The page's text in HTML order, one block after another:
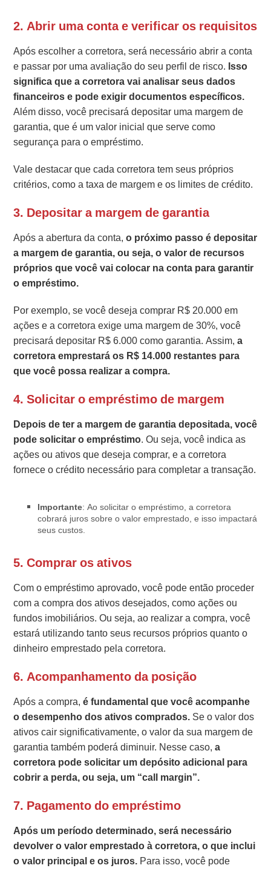
2.Abrir uma conta e verificar os requisitos
Após escolher a corretora, será necessário abrir a conta
e passar por uma avaliação do seu perfil de risco. Isso
significa que a corretora vai analisar seus dados
financeiros e pode exigir documentos específicos.
Além disso, você precisará depositar uma margem de
garantia, que é um valor inicial que serve como
segurança para o empréstimo.
Vale destacar que cada corretora tem seus próprios
critérios, como a taxa de margem e os limites de crédito.
3. Depositar a margem de garantia
Após a abertura da conta,o próximo passo é depositar
a margem de garantia, ou seja, o valor de recursos
próprios que você vai colocar na conta para garantir
o empréstimo.
Por exemplo, se você deseja comprar R$ 20.000 em
ações e a corretora exige uma margem de 30%, você
precisará depositar R$ 6.000 como garantia. Assim, a
corretora emprestará os R$ 14.000 restantes para
que você possa realizar a compra.
4.Solicitar o empréstimo de margem
Depois de ter a margem de garantia depositada, você
pode solicitar o empréstimo. Ou seja, você indica as
ações ou ativos que deseja comprar, e a corretora
fornece o crédito necessário para completar a transação.
Importante: Ao solicitar o empréstimo, a corretora
cobrará juros sobre o valor emprestado, e isso impactará
seus custos.
5.Comprar os ativos
Com o empréstimo aprovado, você pode então proceder
com a compra dos ativos desejados, como ações ou
fundos imobiliários. Ou seja, ao realizar a compra, você
estará utilizando tanto seus recursos próprios quanto o
dinheiro emprestado pela corretora.
6.Acompanhamento da posição
Após a compra,é fundamental que você acompanhe
o desempenho dos ativos comprados. Se o valor dos
ativos cair significativamente, o valor da sua margem de
garantia também poderá diminuir. Nesse caso,a
corretora pode solicitar um depósito adicional para
cobrir a perda, ou seja, um “call margin”.
7. Pagamento do empréstimo
Após um período determinado, será necessário
devolver o valor emprestado à corretora, o que inclui
o valor principal e os juros. Para isso, você pode